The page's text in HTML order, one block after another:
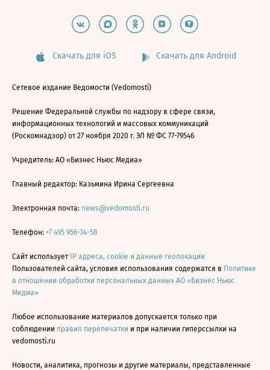
Скачать для iOS Скачать для Android
Сетевое издание Ведомости (Vedomosti)
Решение Федеральной службы по надзору в сфере связи,
информационных технологий и массовых коммуникаций
(Роскомнадзор) от 27 ноября 2020 г. ЭЛ № ФС 77-79546
Учредитель: АО «Бизнес Ньюс Медиа»
Главный редактор: Казьмина Ирина Сергеевна
Электронная почта: news@vedomosti.ru
Телефон: +7 495 956-34-58
Сайт использует IP адреса, cookie и данные геолокации
Пользователей сайта, условия использования содержатся в Политике
в отношении обработки персональных данных АО «Бизнес Ньюс
Медиа»
Любое использование материалов допускается только при
соблюдении правил перепечатки и при наличии гиперссылки на
vedomosti.ru
Новости, аналитика, прогнозы и другие материалы, представленные